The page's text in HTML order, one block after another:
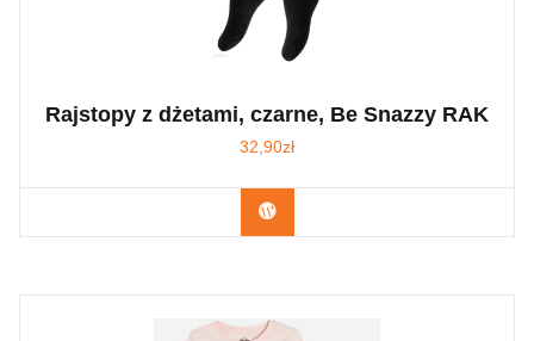
Rajstopy z dżetami, czarne, Be Snazzy RAK
32,90zł
Kup Teraz